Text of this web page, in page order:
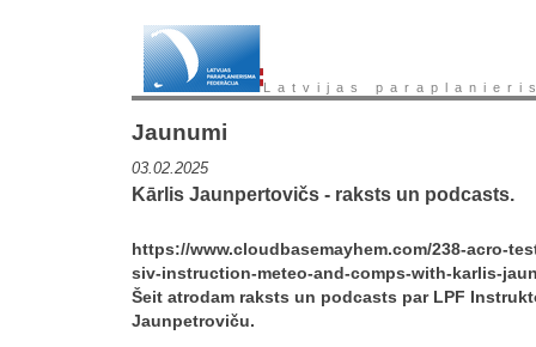
Latvijas
Jaunumi
03.02.2025
Kārlis Jaunpertovičs - raksts un podcasts.
https://www.cloudbasemayhem.com/238-acro-
siv-instruction-meteo-and-comps-with-karlis-
Šeit atrodam raksts un podcasts par LPF
Jaunpetroviču.